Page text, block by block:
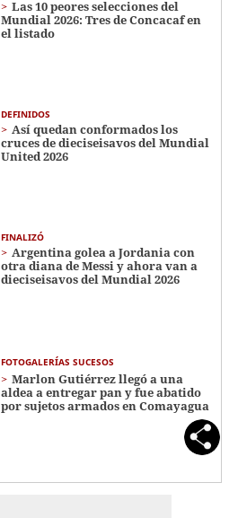
Las 10 peores selecciones del
Mundial 2026: Tres de Concacaf en
el listado
DEFINIDOS
Así quedan conformados los
cruces de dieciseisavos del Mundial
United 2026
FINALIZÓ
Argentina golea a Jordania con
otra diana de Messi y ahora van a
dieciseisavos del Mundial 2026
FOTOGALERÍAS SUCESOS
Marlon Gutiérrez llegó a una
aldea a entregar pan y fue abatido
por sujetos armados en Comayagua